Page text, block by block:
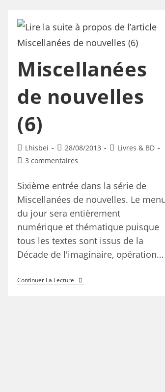
Miscellanées
de nouvelles
(6)
Lhisbei 28/08/2013
Livres & BD
3 commentaires
Sixième entrée dans la série de
Miscellanées de nouvelles. Le
du jour sera entièrement
numérique et thématique puisque
tous les textes sont issus de la
Décade de l'imaginaire, opération…
Continuer La Lecture